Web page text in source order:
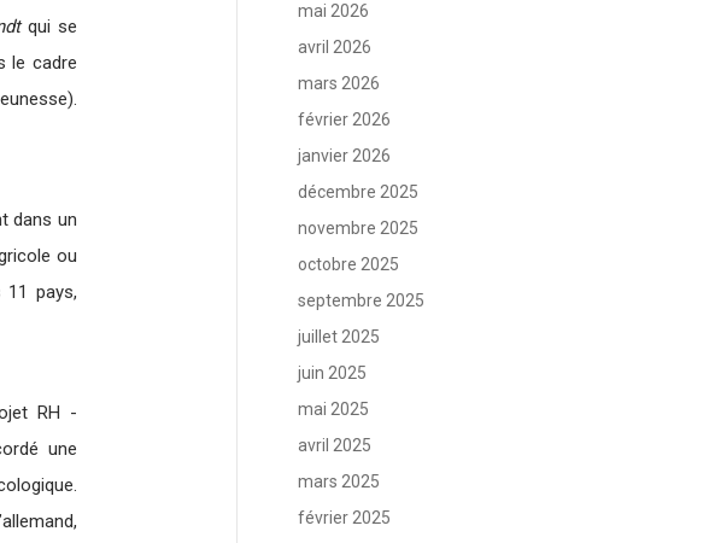
qui se
le cadre
dans un
ou
11 pays,
RH -
une
mai 2026
avril 2026
mars 2026
février 2026
janvier 2026
décembre 2025
novembre 2025
octobre 2025
septembre 2025
juillet 2025
juin 2025
mai 2025
avril 2025
mars 2025
février 2025